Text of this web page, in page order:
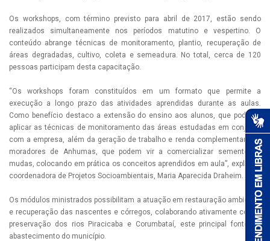
Os workshops, com término previsto para abril de 2017, estão sendo
realizados simultaneamente nos períodos matutino e vespertino. O
conteúdo abrange técnicas de monitoramento, plantio, recuperação de
áreas degradadas, cultivo, coleta e semeadura. No total, cerca de 120
pessoas participam desta capacitação.
“Os workshops foram constituídos em um formato que permite a
execução a longo prazo das atividades aprendidas durante as aulas.
Como benefício destaco a extensão do ensino aos alunos, que poderão
aplicar as técnicas de monitoramento das áreas estudadas em conjunto
com a empresa, além da geração de trabalho e renda complementar aos
moradores de Anhumas, que podem vir a comercializar sementes e
mudas, colocando em prática os conceitos aprendidos em aula”, explica a
coordenadora de Projetos Socioambientais, Maria Aparecida Draheim.
Os módulos ministrados possibilitam a atuação em restauração ambiental
e recuperação das nascentes e córregos, colaborando ativamente com a
preservação dos rios Piracicaba e Corumbataí, este principal fonte de
abastecimento do município.